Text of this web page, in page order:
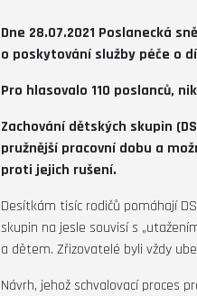
Dne 28.07.2021 Poslanecká
o poskytování služby péče o
Pro hlasovalo 110 poslanců,
Zachování dětských skupin
pružnější pracovní dobu a
proti jejich rušení.
Desítkám tisíc rodičů pomáhají
skupin na jesle souvisí s
a dětem. Zřizovatelé byli vždy
Návrh, jehož schvalovací proces